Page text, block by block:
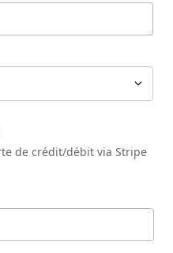
de crédit/débit via Stripe